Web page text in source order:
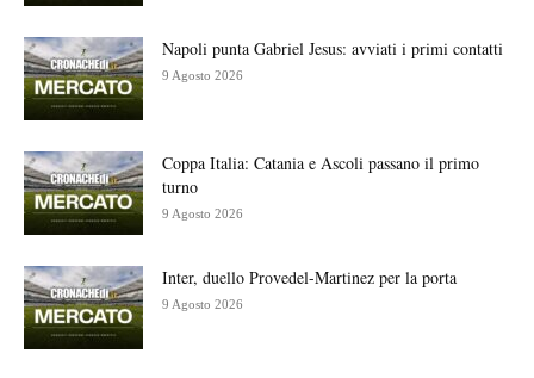
Napoli punta Gabriel Jesus: avviati i primi contatti
9 Agosto 2026
Coppa Italia: Catania e Ascoli passano il primo
turno
9 Agosto 2026
Inter, duello Provedel-Martinez per la porta
9 Agosto 2026